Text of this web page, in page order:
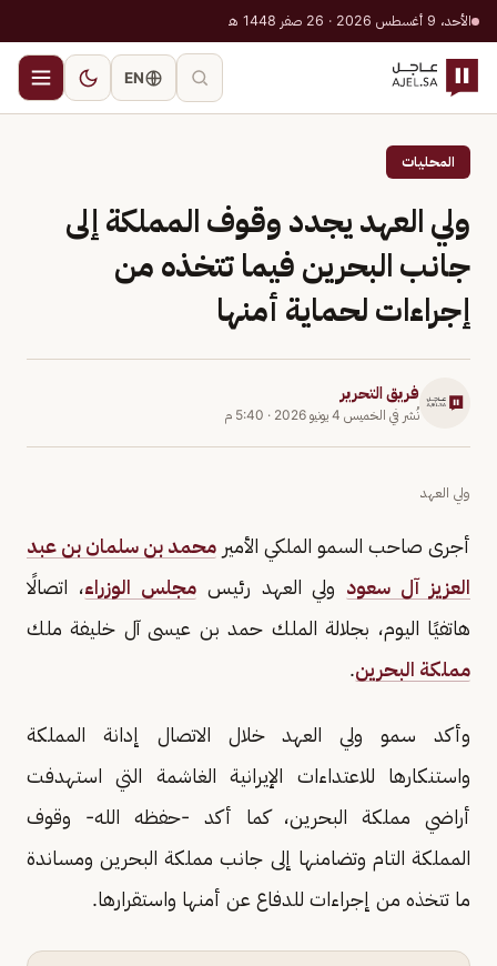
الأحد، 9 أغسطس 2026 · 26 صفر 1448 هـ
EN
المحليات
ولي العهد يجدد وقوف المملكة إلى
جانب البحرين فيما تتخذه من
إجراءات لحماية أمنها
فريق التحرير
نُشر في الخميس 4 يونيو 2026 · 5:40 م
ولي العهد
أجرى صاحب السمو الملكي الأمير محمد بن سلمان بن عبد
العزيز آل سعود ولي العهد رئيسمجلس الوزراء، اتصالًا
هاتفيًا اليوم، بجلالة الملك حمد بن عيسى آل خليفة ملك
مملكة البحرين.
وأكد سمو ولي العهد خلال الاتصال إدانة المملكة
واستنكارها للاعتداءات الإيرانية الغاشمة التي استهدفت
أراضي مملكة البحرين، كما أكد -حفظه الله- وقوف
المملكة التام وتضامنها إلى جانب مملكة البحرين ومساندة
ما تتخذه من إجراءات للدفاع عن أمنها واستقرارها.